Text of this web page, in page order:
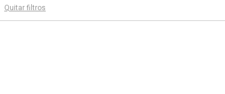
Quitar filtros